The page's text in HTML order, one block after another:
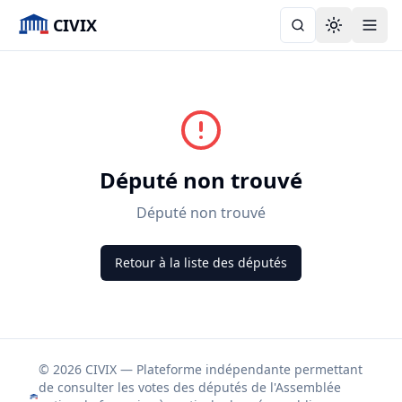
CIVIX Toggle
Député non trouvé
Député non trouvé
Retour à la liste des députés
© 2026 CIVIX — Plateforme indépendante permettant
de consulter les votes des députés de l'Assemblée